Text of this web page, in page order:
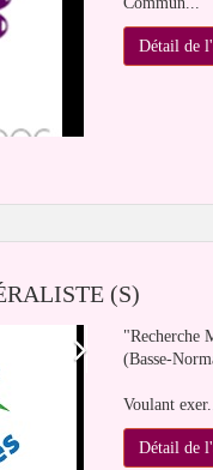
Détail de
(S)
"Recherche
(Basse-
Voulant
Détail de